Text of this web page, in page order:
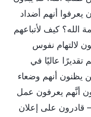
يعرفوا أنهم أضداد
الله؟ كيف لأتباعهم
لالتهام نفوس
تقديرًا عاليًا في
يظنون أنهم وضعاء
أنَّهم يعرفون عمل
قادرون على إعلان